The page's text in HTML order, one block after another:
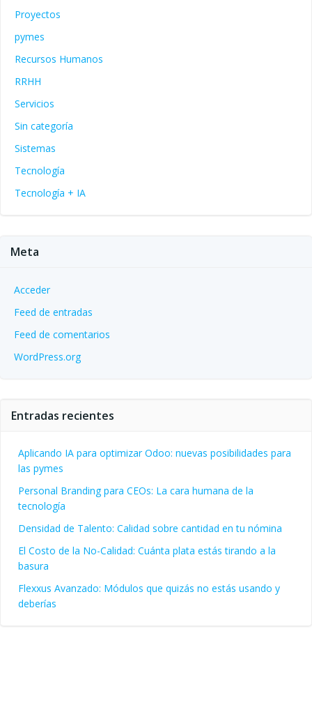
Proyectos
pymes
Recursos Humanos
RRHH
Servicios
Sin categoría
Sistemas
Tecnología
Tecnología + IA
Meta
Acceder
Feed de entradas
Feed de comentarios
WordPress.org
Entradas recientes
Aplicando IA para optimizar Odoo: nuevas posibilidades para
las pymes
Personal Branding para CEOs: La cara humana de la
tecnología
Densidad de Talento: Calidad sobre cantidad en tu nómina
El Costo de la No-Calidad: Cuánta plata estás tirando a la
basura
Flexxus Avanzado: Módulos que quizás no estás usando y
deberías